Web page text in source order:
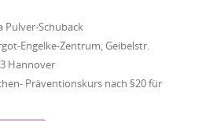
Pulver-Schuback
Engelke-Zentrum, Geibelstr.
Hannover
Präventionskurs nach §20 für